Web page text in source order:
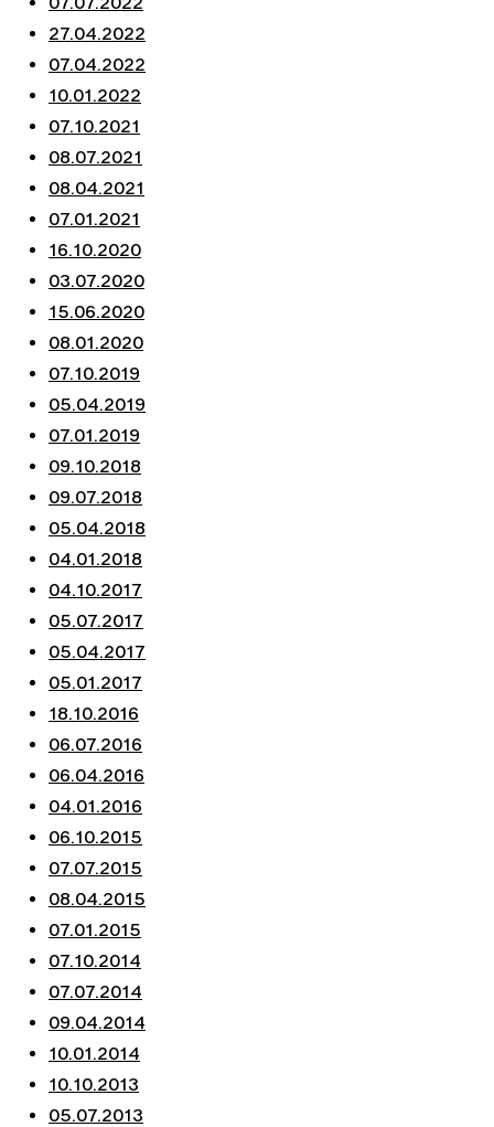
27.04.2022
07.04.2022
10.01.2022
07.10.2021
08.07.2021
08.04.2021
07.01.2021
16.10.2020
03.07.2020
15.06.2020
08.01.2020
07.10.2019
05.04.2019
07.01.2019
09.10.2018
09.07.2018
05.04.2018
04.01.2018
04.10.2017
05.07.2017
05.04.2017
05.01.2017
18.10.2016
06.07.2016
06.04.2016
04.01.2016
06.10.2015
07.07.2015
08.04.2015
07.01.2015
07.10.2014
07.07.2014
09.04.2014
10.01.2014
10.10.2013
05.07.2013